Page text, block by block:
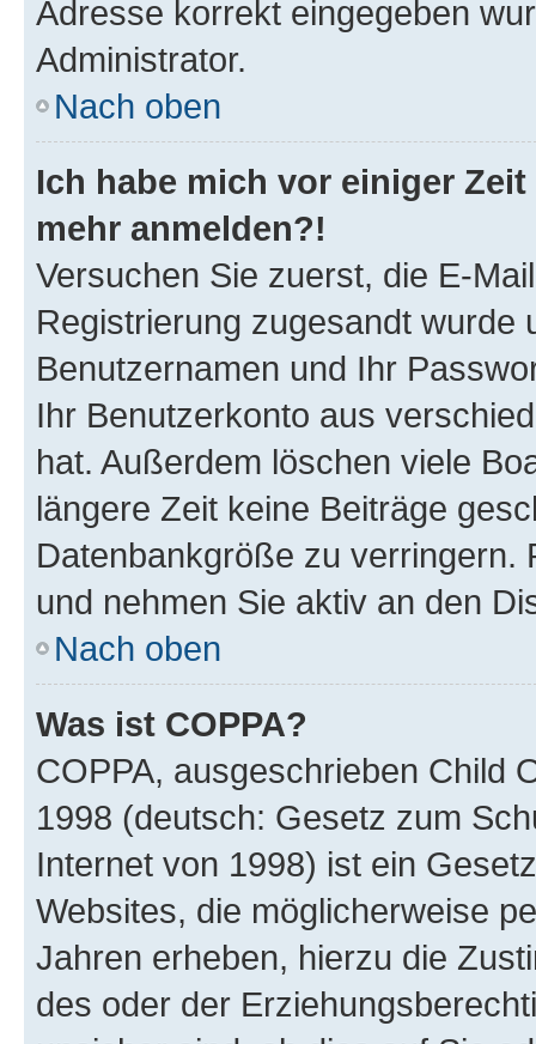
Adresse korrekt eingegeben
Administrator.
Nach oben
Ich habe mich vor einiger
mehr anmelden?!
Versuchen Sie zuerst, die E-
Registrierung zugesandt wurde
Benutzernamen und Ihr
Ihr Benutzerkonto aus
hat. Außerdem löschen viele
längere Zeit keine Beiträge
Datenbankgröße zu verringern.
und nehmen Sie aktiv an den
Nach oben
Was ist COPPA?
COPPA, ausgeschrieben Child
1998 (deutsch: Gesetz zum
Internet von 1998) ist ein
Websites, die möglicherweise
Jahren erheben, hierzu die
des oder der